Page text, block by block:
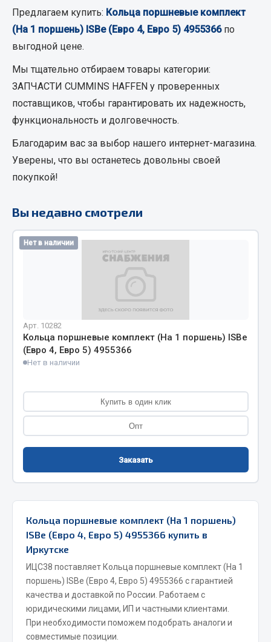
Масла
Охладжающие жидкости
Технические жидкости
МЕТИЗЫ
Болты
Гайки
Кольца стопорные
Пробки
Пружины
Хомуты
Соединительные элементы
Camozzi
Трубки, муфты, гайки
Фитинги
Инструмент
Автомобильный инструмент
Измерительный инструмент
Крепежный инструмент
Режущий инструмент
Силовое оборудование
Предлагаем купить: Кольца поршневые комплект
(На 1 поршень) ISBe (Евро 4, Евро 5) 4955366по
выгодной цене.
Мы тщательно отбираем товары категории:
ЗАПЧАСТИ CUMMINS HAFFEN у проверенных
поставщиков, чтобы гарантировать их надежность,
функциональность и долговечность.
Благодарим вас за выбор нашего интернет-магазина.
Уверены, что вы останетесь довольны своей
покупкой!
Вы недавно смотрели
Нет в наличии
Арт. 10282
Кольца поршневые комплект (На 1 поршень) ISBe
(Евро 4, Евро 5) 4955366
Нет в наличии
Купить в один клик
Опт
Заказать
Кольца поршневые комплект (На 1 поршень)
ISBe (Евро 4, Евро 5) 4955366 купить в
Иркутске
ИЦС38 поставляет Кольца поршневые комплект (На 1
поршень) ISBe (Евро 4, Евро 5) 4955366 с гарантией
качества и доставкой по России. Работаем с
юридическими лицами, ИП и частными клиентами.
При необходимости поможем подобрать аналоги и
совместимые позиции.